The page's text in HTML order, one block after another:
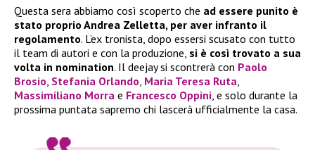
Questa sera abbiamo così scoperto che ad essere punito è
stato proprio Andrea Zelletta, per aver infranto il
regolamento. L’ex tronista, dopo essersi scusato con tutto
il team di autori e con la produzione, si è così trovato a sua
volta in nomination. Il deejay si scontrerà con Paolo
Brosio, Stefania Orlando, Maria Teresa Ruta,
Massimiliano Morra e Francesco Oppini, e solo durante la
prossima puntata sapremo chi lascerà ufficialmente la casa.